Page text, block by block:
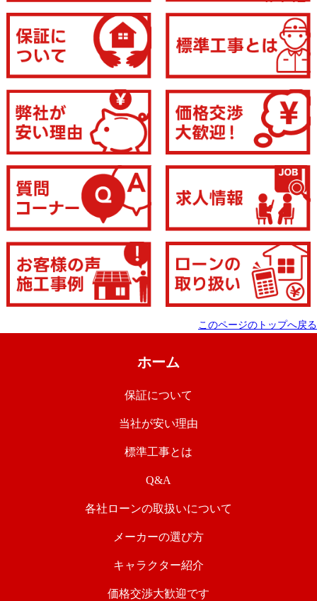
このページのトップへ戻る
ホーム
保証について
当社が安い理由
標準工事とは
Q&A
各社ローンの取扱いについて
メーカーの選び方
キャラクター紹介
価格交渉大歓迎です